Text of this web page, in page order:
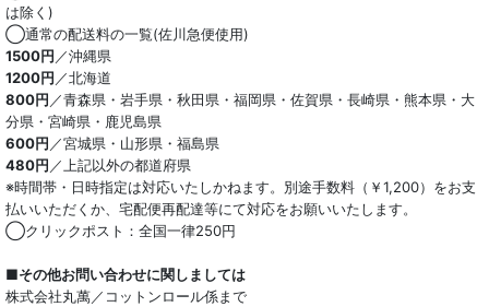
は除く)
◯通常の配送料の一覧(佐川急便使用)
1500円 ／沖縄県
1200円 ／北海道
800円 ／青森県・岩手県・秋田県・福岡県・佐賀県・長崎県・熊本県・大
分県・宮崎県・鹿児島県
600円 ／宮城県・山形県・福島県
480円 ／上記以外の都道府県
※時間帯・日時指定は対応いたしかねます。別途手数料（￥1,200）をお支
払いいただくか、宅配便再配達等にて対応をお願いいたします。
◯クリックポスト：全国一律250円
■その他お問い合わせに関しましては
株式会社丸萬／コットンロール係まで